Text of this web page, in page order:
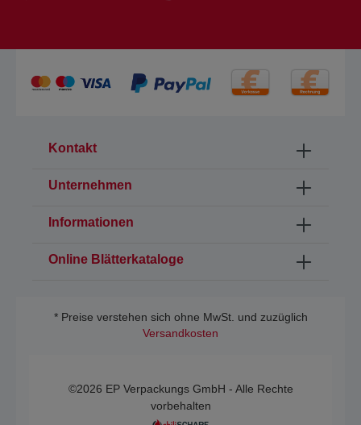
Kontakt
Unternehmen
Informationen
Online Blätterkataloge
* Preise verstehen sich ohne MwSt. und zuzüglich
Versandkosten
©2026 EP Verpackungs GmbH - Alle Rechte
vorbehalten